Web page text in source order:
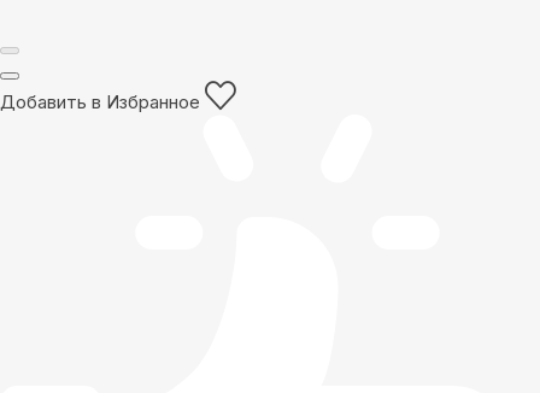
Добавить в Избранное